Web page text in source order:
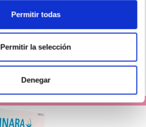
Permitir todas
Permitir la selección
Denegar
compraron este producto